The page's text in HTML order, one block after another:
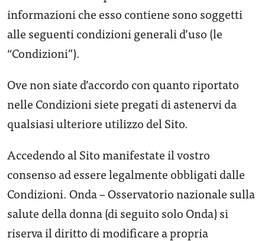
informazioni che esso contiene sono soggetti
alle seguenti condizioni generali d’uso (le
“Condizioni”).
Ove non siate d’accordo con quanto riportato
nelle Condizioni siete pregati di astenervi da
qualsiasi ulteriore utilizzo del Sito.
Accedendo al Sito manifestate il vostro
consenso ad essere legalmente obbligati dalle
Condizioni. Onda – Osservatorio nazionale sulla
salute della donna (di seguito solo Onda) si
riserva il diritto di modificare a propria